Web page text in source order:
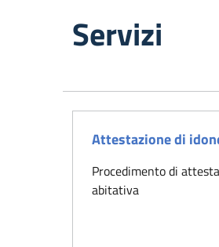
Servizi
Attestazione di
Procedimento di
abitativa